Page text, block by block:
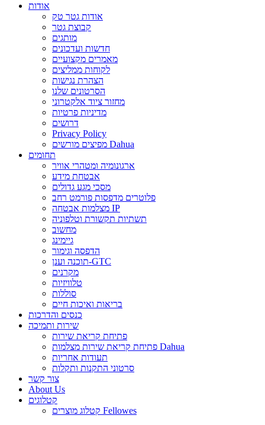
אודות
אודות גטר טק
קבוצת גטר
מותגים
חדשות ועדכונים
מאמרים מקצועיים
לקוחות ממליצים
הצהרת נגישות
הסרטונים שלנו
מחזור ציוד אלקטרוני
מדיניות פרטיות
דרושים
Privacy Policy
מפיצים מורשים Dahua
תחומים
ארגונומיה ומטהרי אוויר
אבטחת מידע
מסכי מגע גדולים
פלוטרים מדפסות פורמט רחב
מצלמות אבטחה IP
תשתיות תקשורת וטלפוניה
מחשוב
גיימינג
הדפסה וגימור
תוכנה וענן-GTC
מקרנים
טלוויזיות
סוללות
בריאות ואיכות חיים
כנסים והדרכות
שירות ותמיכה
פתיחת קריאת שירות
פתיחת קריאת שירות מצלמות Dahua
תעודות אחריות
סרטוני התקנות ותקלות
צור קשר
About Us
קטלוגים
קטלוג מוצרים Fellowes